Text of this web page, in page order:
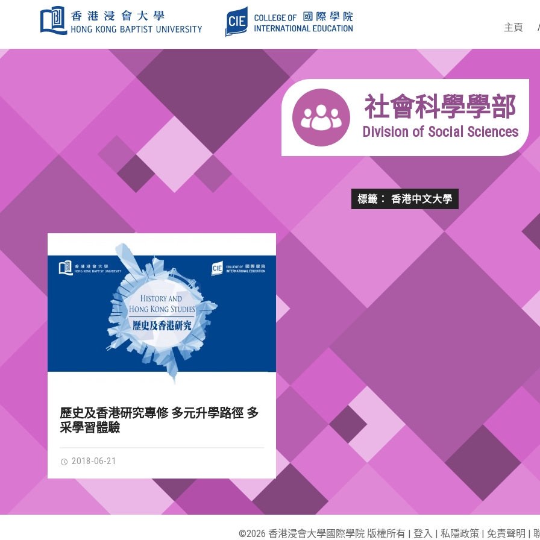
主頁
社會科學學部
Division of Social Sciences
標籤： 香港中文大學
歷史及香港研究專修 多元升學路徑 多
采學習體驗
2018-06-21
©2026 香港浸會大學國際學院 版權所有 | 登入 | 私隱政策| 免責聲明 |